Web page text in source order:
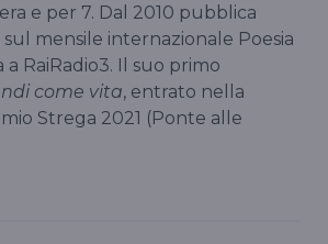
e per 7. Dal 2010 pubblica
mensile internazionale Poesia
a RaiRadio3. Il suo primo
come vita, entrato nella
Strega 2021 (Ponte alle